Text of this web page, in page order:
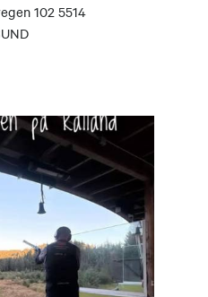
102 5514